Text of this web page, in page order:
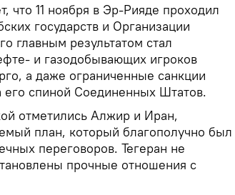
что 11 ноября в Эр-Рияде проходил
государств и Организации
главным результатом стал
и газодобывающих игроков
а даже ограниченные санкции
его спиной Соединенных Штатов.
отметились Алжир и Иран,
план, который благополучно был
переговоров. Тегеран не
прочные отношения с